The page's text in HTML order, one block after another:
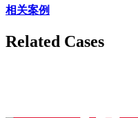
相关案例
Related Cases